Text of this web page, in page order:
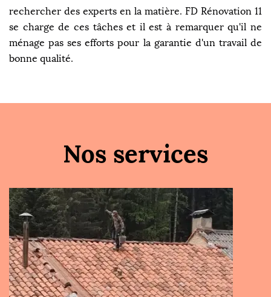
rechercher des experts en la matière. FD Rénovation 11
se charge de ces tâches et il est à remarquer qu'il ne
ménage pas ses efforts pour la garantie d'un travail de
bonne qualité.
Nos services